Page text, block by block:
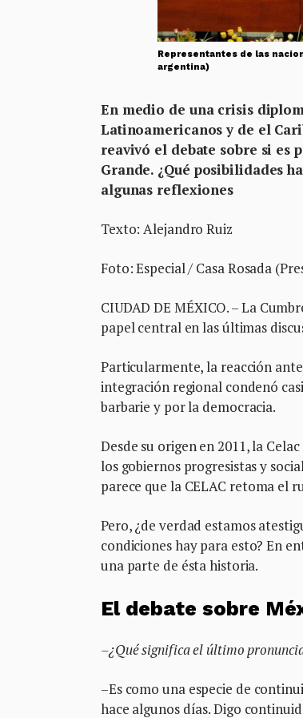
Representantes de las
argentina)
En medio de una crisis
Latinoamericanos y de el
reavivó el debate sobre si
Grande. ¿Qué posibilidades
algunas reflexiones
Texto: Alejandro Ruiz
Foto: Especial / Casa Rosada
CIUDAD DE MÉXICO. – La
papel central en las últimas
Particularmente, la reacción
integración regional condenó
barbarie y por la democracia.
Desde su origen en 2011, la
los gobiernos progresistas y
parece que la CELAC retoma el
Pero, ¿de verdad estamos
condiciones hay para esto? En
una parte de ésta historia.
El debate sobre
–¿Qué significa el último
–Es como una especie de
hace algunos días. Digo